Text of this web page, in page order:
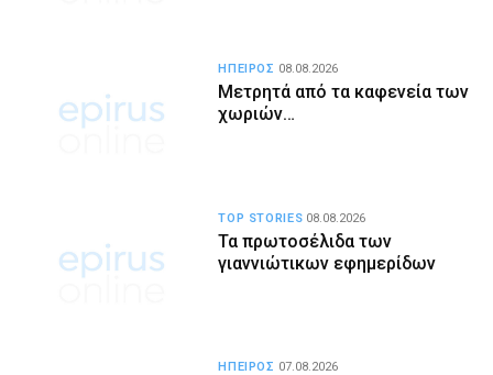
Μετρητά από τα καφενεία των
χωριών…
ΗΠΕΙΡΟΣ 08.08.2026
Τα πρωτοσέλιδα των
γιαννιώτικων εφημερίδων
TOP STORIES 08.08.2026
ΗΠΕΙΡΟΣ 07.08.2026